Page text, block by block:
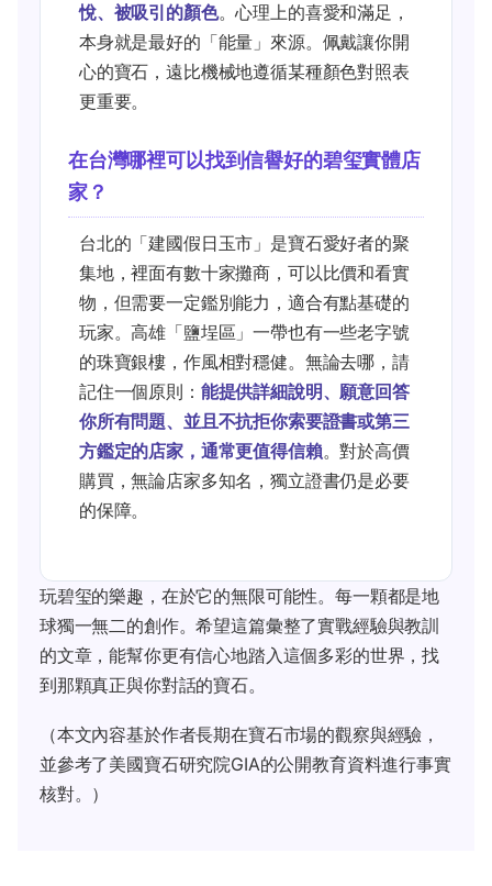
悅、被吸引的顏色。心理上的喜愛和滿足，
本身就是最好的「能量」來源。佩戴讓你開
心的寶石，遠比機械地遵循某種顏色對照表
更重要。
在台灣哪裡可以找到信譽好的碧玺實體店
家？
台北的「建國假日玉市」是寶石愛好者的聚
集地，裡面有數十家攤商，可以比價和看實
物，但需要一定鑑別能力，適合有點基礎的
玩家。高雄「鹽埕區」一帶也有一些老字號
的珠寶銀樓，作風相對穩健。無論去哪，請
記住一個原則： 能提供詳細說明、願意回答
你所有問題、並且不抗拒你索要證書或第三
方鑑定的店家，通常更值得信賴。對於高價
購買，無論店家多知名，獨立證書仍是必要
的保障。
玩碧玺的樂趣，在於它的無限可能性。每一顆都是地
球獨一無二的創作。希望這篇彙整了實戰經驗與教訓
的文章，能幫你更有信心地踏入這個多彩的世界，找
到那顆真正與你對話的寶石。
（本文內容基於作者長期在寶石市場的觀察與經驗，
並參考了美國寶石研究院GIA的公開教育資料進行事實
核對。）